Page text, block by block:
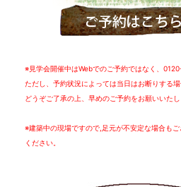
※見学会開催中はWebでのご予約ではなく、
ただし、予約状況によっては当日はお断りする場
どうぞご了承の上、早めのご予約をお願いいたし
※建築中の現場ですので,足元が不安定な場合も
ください。